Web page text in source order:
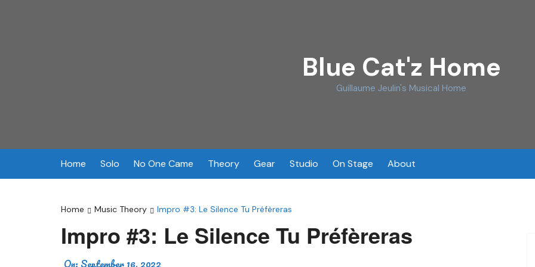
Blue Cat'z Home
Guillaume Jeulin's Musical Home
Home Solo No One Came Theory Gear Studio On Stage About
Home Music Theory Impro #3: Le Silence Tu Préfèreras
Impro #3: Le Silence Tu Préfèreras
On: September 16, 2022